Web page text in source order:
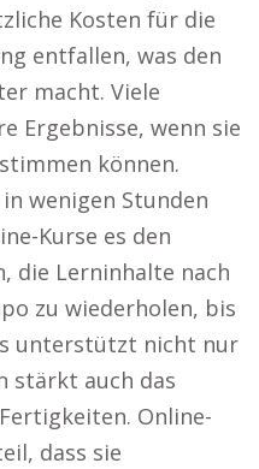
Kosten für die
entfallen, was den
macht. Viele
Ergebnisse, wenn sie
können.
wenigen Stunden
Kurse es den
die Lerninhalte nach
zu wiederholen, bis
unterstützt nicht nur
stärkt auch das
Online-
dass sie